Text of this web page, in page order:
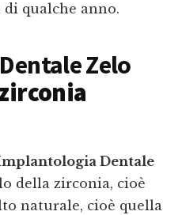
di qualche anno.
Zelo
Dentale
della zirconia, cioè
naturale, cioè quella